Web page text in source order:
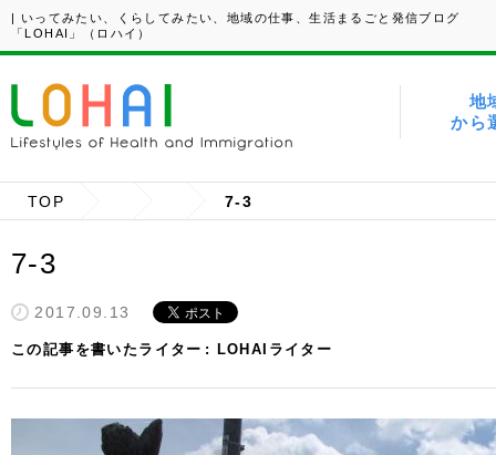
| いってみたい、くらしてみたい、地域の仕事、生活まるごと発信ブログ
「LOHAI」（ロハイ）
地
から
TOP 7-3
7-3
2017.09.13
この記事を書いたライター LOHAIライター